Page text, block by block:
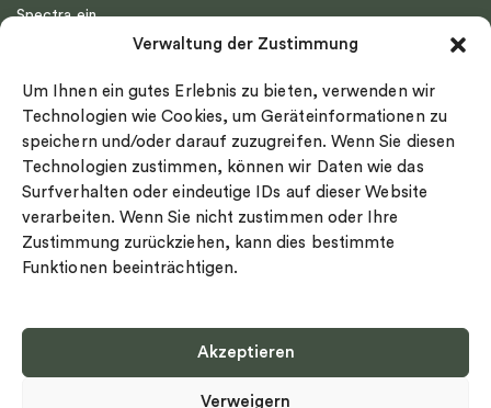
Verwaltung der Zustimmung
Um Ihnen ein gutes Erlebnis zu bieten, verwenden wir
Technologien wie Cookies, um Geräteinformationen zu
speichern und/oder darauf zuzugreifen. Wenn Sie diesen
Technologien zustimmen, können wir Daten wie das
Surfverhalten oder eindeutige IDs auf dieser Website
verarbeiten. Wenn Sie nicht zustimmen oder Ihre
Zustimmung zurückziehen, kann dies bestimmte
Funktionen beeinträchtigen.
Akzeptieren
Verweigern
Spectra ein
Impressum
Ringgröße
Widerrufsrecht
Cookie-policy
Sekretesspolicy
Drakenberg Sjölin
Nordic Spectra
Select country